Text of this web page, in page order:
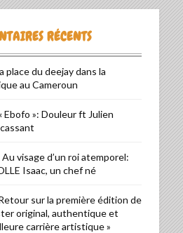
RÉCENTS
place du deejay dans la
au Cameroun
Ebofo »: Douleur ft Julien
Au visage d’un roi atemporel:
Isaac, un chef né
sur la première édition de
original, authentique et
carrière artistique »